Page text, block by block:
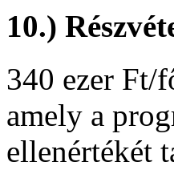
10.)
340 ezer Ft/
amely a
ellenértékét